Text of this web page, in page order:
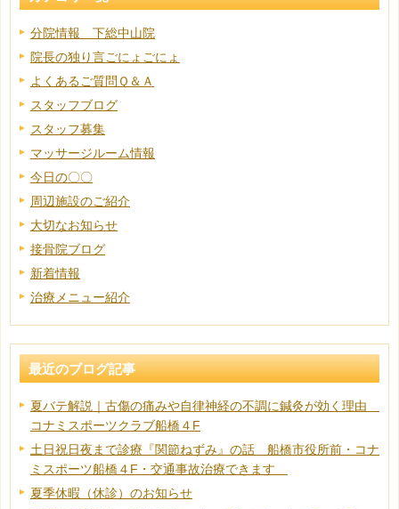
分院情報 下総中山院
院長の独り言ごにょごにょ
よくあるご質問Ｑ＆Ａ
スタッフブログ
スタッフ募集
マッサージルーム情報
今日の〇〇
周辺施設のご紹介
大切なお知らせ
接骨院ブログ
新着情報
治療メニュー紹介
最近のブログ記事
夏バテ解説｜古傷の痛みや自律神経の不調に鍼灸が効く理由
コナミスポーツクラブ船橋４F
土日祝日夜まで診療『関節ねずみ』の話 船橋市役所前・コナ
ミスポーツ船橋４F・交通事故治療できます
夏季休暇（休診）のお知らせ